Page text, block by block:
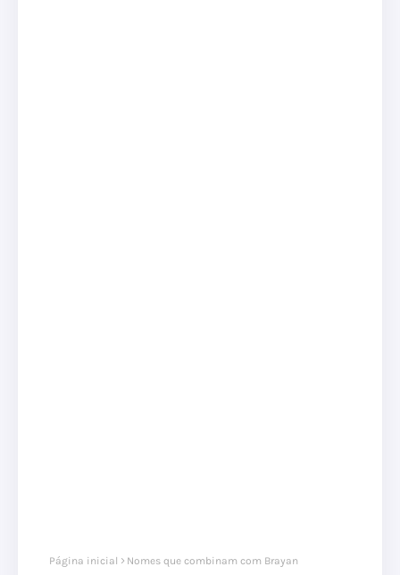
Página inicial Nomes que combinam com Brayan